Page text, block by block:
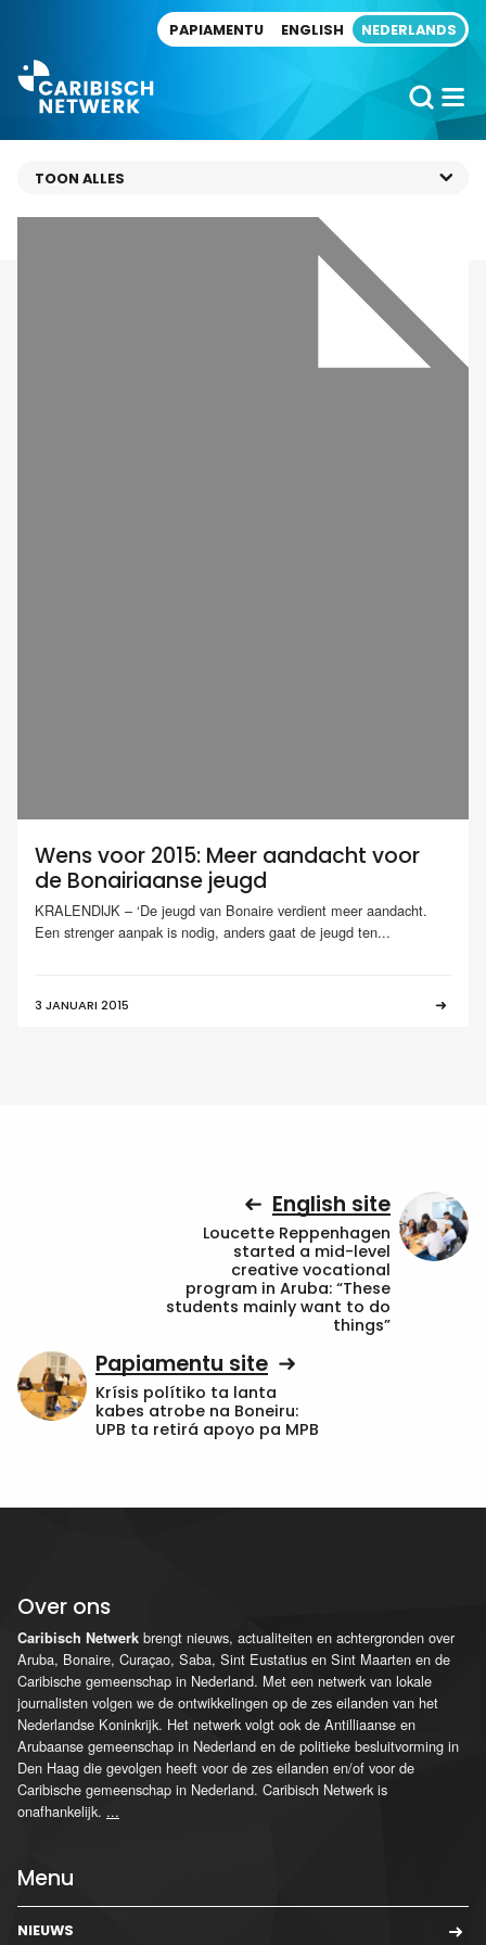
PAPIAMENTU ENGLISH NEDERLANDS
Wens voor 2015: Meer aandacht voor
de Bonairiaanse jeugd
KRALENDIJK – ‘De jeugd van Bonaire verdient meer aandacht.
Een strenger aanpak is nodig, anders gaat de jeugd ten...
3 JANUARI 2015
English site
Loucette Reppenhagen
started a mid-level
creative vocational
program in Aruba: “These
students mainly want to do
things”
Papiamentu site
Krísis polítiko ta lanta
kabes atrobe na Boneiru:
UPB ta retirá apoyo pa MPB
Over ons
Caribisch Netwerk brengt nieuws, actualiteiten en achtergronden over
Aruba, Bonaire, Curaçao, Saba, Sint Eustatius en Sint Maarten en de
Caribische gemeenschap in Nederland. Met een netwerk van lokale
journalisten volgen we de ontwikkelingen op de zes eilanden van het
Nederlandse Koninkrijk. Het netwerk volgt ook de Antilliaanse en
Arubaanse gemeenschap in Nederland en de politieke besluitvorming in
Den Haag die gevolgen heeft voor de zes eilanden en/of voor de
Caribische gemeenschap in Nederland. Caribisch Netwerk is
onafhankelijk. ...
Menu
NIEUWS